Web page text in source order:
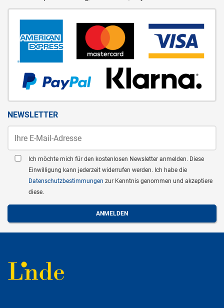
NEWSLETTER
Ich möchte mich für den kostenlosen Newsletter anmelden. Diese
Einwilligung kann jederzeit widerrufen werden. Ich habe die
Datenschutzbestimmungen zur Kenntnis genommen und akzeptiere
diese.